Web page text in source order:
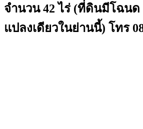
จำนวน 42 ไร่ (ที่ดินมีโฉน
แปลงเดียวในย่านนี้) โทร